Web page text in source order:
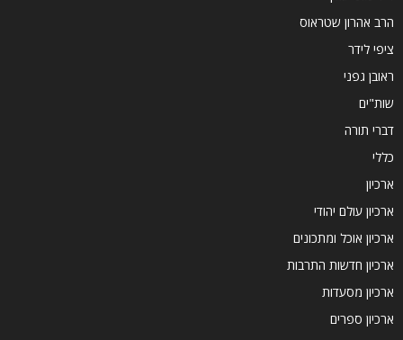
הרב אהרון שטראוס
ציפי לידר
ראובן גפני
שות"ים
דברי תורה
כללי
ארכיון
ארכיון עולם יהודי
ארכיון אוכל ומתכונים
ארכיון חדשות התרבות
ארכיון מסעדות
ארכיון ספרים